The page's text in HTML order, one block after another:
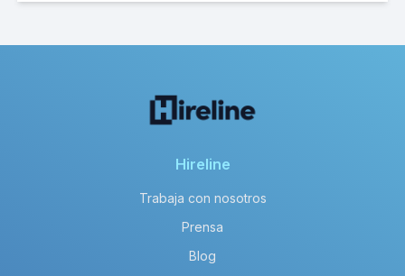
Hireline
Trabaja con nosotros
Prensa
Blog